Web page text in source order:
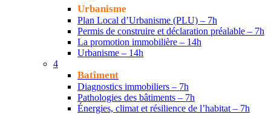
Urbanisme
Plan Local d’Urbanisme (PLU) – 7h
Permis de construire et déclaration préalable – 7h
La promotion immobilière – 14h
Urbanisme – 14h
4
Batîment
Diagnostics immobiliers – 7h
Pathologies des bâtiments – 7h
Énergies, climat et résilience de l’habitat – 7h